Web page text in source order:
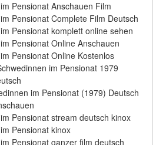
Pensionat Anschauen Film
Pensionat Complete Film Deutsch
Pensionat komplett online sehen
Pensionat Online Anschauen
Pensionat Online Kostenlos
im Pensionat 1979
im Pensionat (1979) Deutsch
Pensionat stream deutsch kinox
Pensionat kinox
Pensionat ganzer film deutsch